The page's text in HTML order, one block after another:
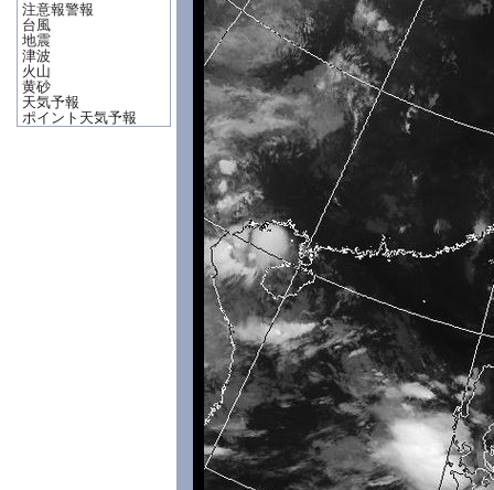
注意報警報
台風
地震
津波
火山
黄砂
天気予報
ポイント天気予報